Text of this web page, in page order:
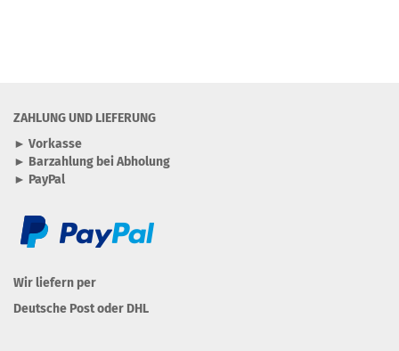
ZAHLUNG UND LIEFERUNG
► Vorkasse
► Barzahlung bei Abholung
► PayPal
Wir liefern per
Deutsche Post oder DHL